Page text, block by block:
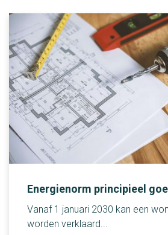
Energienorm principieel
Vanaf 1 januari 2030 kan een
worden verklaard...